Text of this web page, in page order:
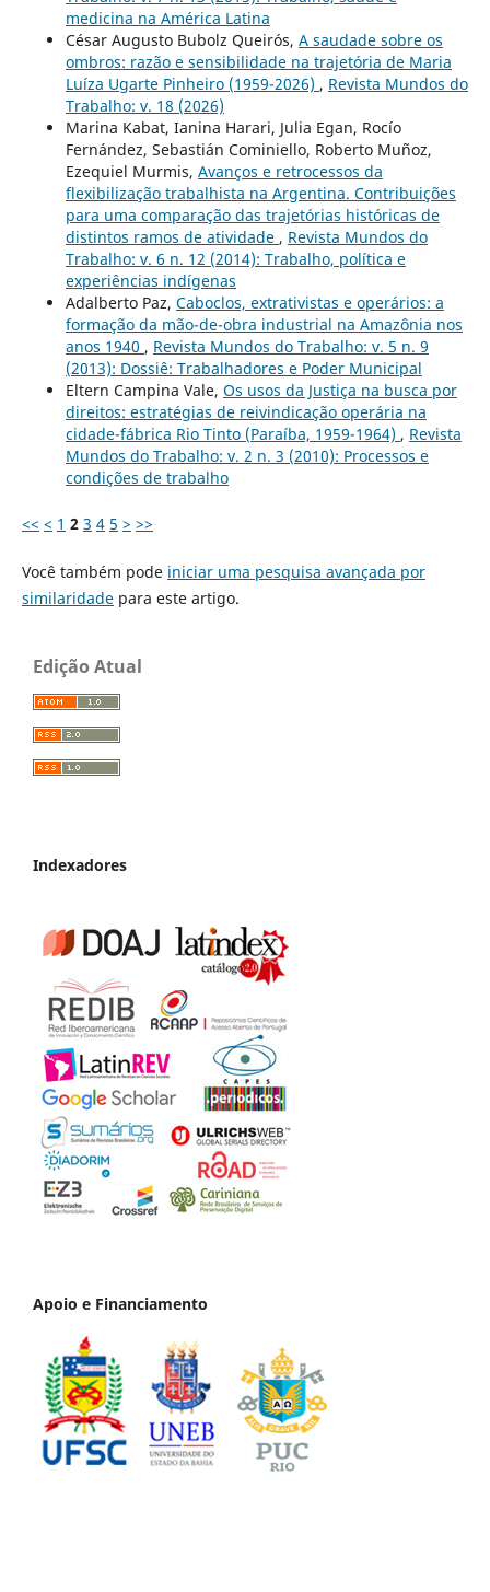
medicina na América Latina
César Augusto Bubolz Queirós, A saudade sobre os
ombros: razão e sensibilidade na trajetória de Maria
Luíza Ugarte Pinheiro (1959-2026) , Revista Mundos do
Trabalho: v. 18 (2026)
Marina Kabat, Ianina Harari, Julia Egan, Rocío
Fernández, Sebastián Cominiello, Roberto Muñoz,
Ezequiel Murmis, Avanços e retrocessos da
flexibilização trabalhista na Argentina. Contribuições
para uma comparação das trajetórias históricas de
distintos ramos de atividade , Revista Mundos do
Trabalho: v. 6 n. 12 (2014): Trabalho, política e
experiências indígenas
Adalberto Paz, Caboclos, extrativistas e operários: a
formação da mão-de-obra industrial na Amazônia nos
anos 1940 , Revista Mundos do Trabalho: v. 5 n. 9
(2013): Dossiê: Trabalhadores e Poder Municipal
Eltern Campina Vale, Os usos da Justiça na busca por
direitos: estratégias de reivindicação operária na
cidade-fábrica Rio Tinto (Paraíba, 1959-1964) , Revista
Mundos do Trabalho: v. 2 n. 3 (2010): Processos e
condições de trabalho
<< < 1 2 3 4 5 > >>
Você também pode iniciar uma pesquisa avançada por
similaridadepara este artigo.
Edição Atual
Indexadores
Apoio e Financiamento